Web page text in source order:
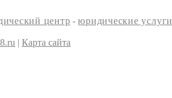
центр -юридические
| Карта сайта